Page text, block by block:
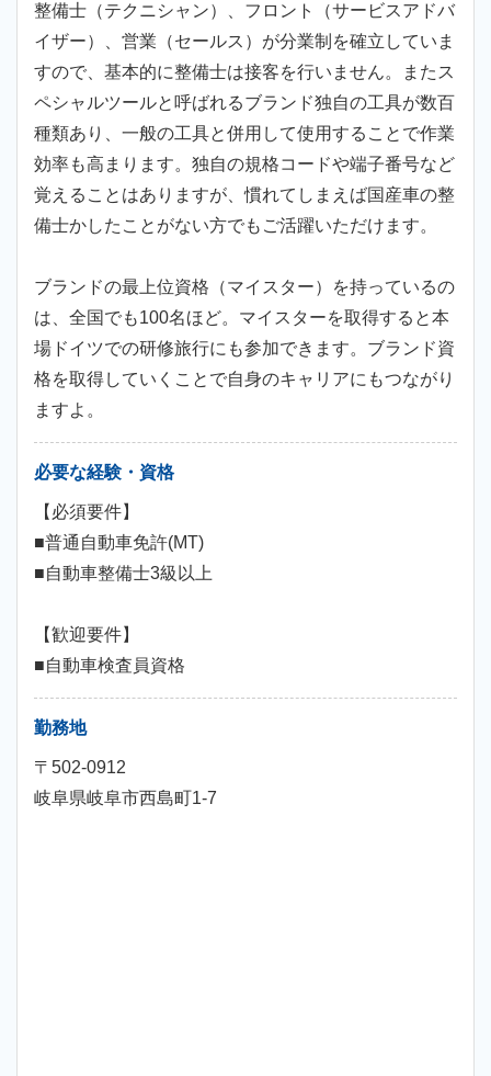
整備士（テクニシャン）、フロント（サービスアドバ
イザー）、営業（セールス）が分業制を確立していま
すので、基本的に整備士は接客を行いません。またス
ペシャルツールと呼ばれるブランド独自の工具が数百
種類あり、一般の工具と併用して使用することで作業
効率も高まります。独自の規格コードや端子番号など
覚えることはありますが、慣れてしまえば国産車の整
備士かしたことがない方でもご活躍いただけます。
ブランドの最上位資格（マイスター）を持っているの
は、全国でも100名ほど。マイスターを取得すると本
場ドイツでの研修旅行にも参加できます。ブランド資
格を取得していくことで自身のキャリアにもつながり
ますよ。
必要な経験・資格
【必須要件】
■普通自動車免許(MT)
■自動車整備士3級以上
【歓迎要件】
■自動車検査員資格
勤務地
〒502-0912
岐阜県岐阜市西島町1-7